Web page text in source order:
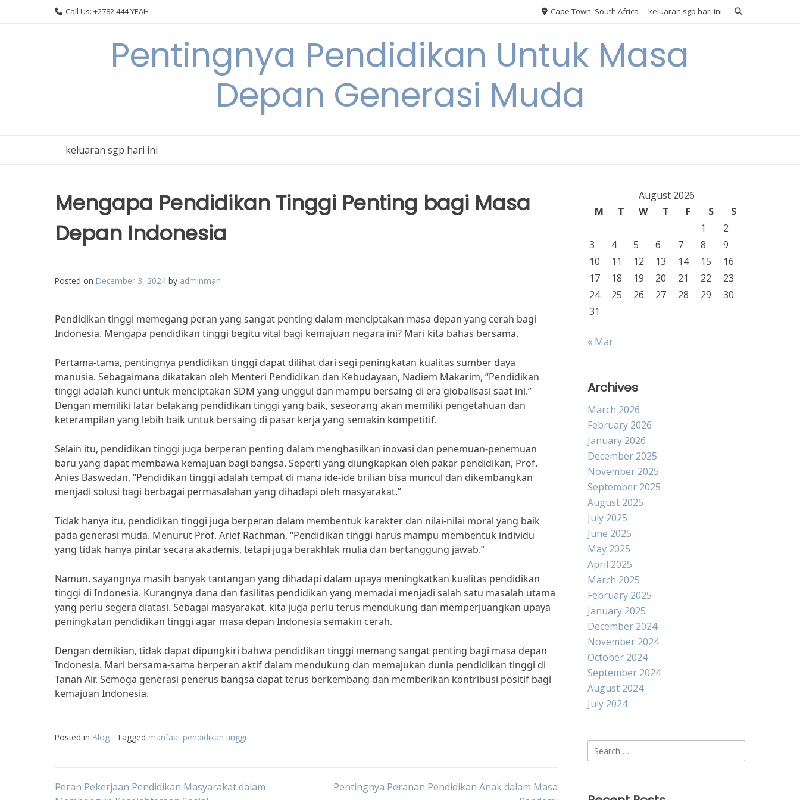
Call Us: +2782 444 YEAH Cape Town, South Africa keluaran sgp hari ini
Pentingnya Pendidikan Untuk Masa
Depan Generasi Muda
keluaran sgp hari ini
Mengapa Pendidikan Tinggi Penting bagi Masa
Depan Indonesia
Posted on December 3, 2024 by adminman
Pendidikan tinggi memegang peran yang sangat penting dalam menciptakan masa depan yang cerah bagi
Indonesia. Mengapa pendidikan tinggi begitu vital bagi kemajuan negara ini? Mari kita bahas bersama.
Pertama-tama, pentingnya pendidikan tinggi dapat dilihat dari segi peningkatan kualitas sumber daya
manusia. Sebagaimana dikatakan oleh Menteri Pendidikan dan Kebudayaan, Nadiem Makarim, “Pendidikan
tinggi adalah kunci untuk menciptakan SDM yang unggul dan mampu bersaing di era globalisasi saat ini.”
Dengan memiliki latar belakang pendidikan tinggi yang baik, seseorang akan memiliki pengetahuan dan
keterampilan yang lebih baik untuk bersaing di pasar kerja yang semakin kompetitif.
Selain itu, pendidikan tinggi juga berperan penting dalam menghasilkan inovasi dan penemuan-penemuan
baru yang dapat membawa kemajuan bagi bangsa. Seperti yang diungkapkan oleh pakar pendidikan, Prof.
Anies Baswedan, “Pendidikan tinggi adalah tempat di mana ide-ide brilian bisa muncul dan dikembangkan
menjadi solusi bagi berbagai permasalahan yang dihadapi oleh masyarakat.”
Tidak hanya itu, pendidikan tinggi juga berperan dalam membentuk karakter dan nilai-nilai moral yang baik
pada generasi muda. Menurut Prof. Arief Rachman, “Pendidikan tinggi harus mampu membentuk individu
yang tidak hanya pintar secara akademis, tetapi juga berakhlak mulia dan bertanggung jawab.”
Namun, sayangnya masih banyak tantangan yang dihadapi dalam upaya meningkatkan kualitas pendidikan
tinggi di Indonesia. Kurangnya dana dan fasilitas pendidikan yang memadai menjadi salah satu masalah utama
yang perlu segera diatasi. Sebagai masyarakat, kita juga perlu terus mendukung dan memperjuangkan upaya
peningkatan pendidikan tinggi agar masa depan Indonesia semakin cerah.
Dengan demikian, tidak dapat dipungkiri bahwa pendidikan tinggi memang sangat penting bagi masa depan
Indonesia. Mari bersama-sama berperan aktif dalam mendukung dan memajukan dunia pendidikan tinggi di
Tanah Air. Semoga generasi penerus bangsa dapat terus berkembang dan memberikan kontribusi positif bagi
kemajuan Indonesia.
Posted in Blog Tagged manfaat pendidikan tinggi
Post
Peran Pekerjaan Pendidikan Masyarakat dalam
Pentingnya Peranan Pendidikan Anak dalam Masa
August 2026
M
T W T F S
S
1
2
3
4 5 6 7 8
9
10
11 12 13 14 15
16
17
18 19 20 21 22
23
24
25 26 27 28 29
30
31
« Mar
Archives
March 2026
February 2026
January 2026
December 2025
November 2025
September 2025
August 2025
July 2025
June 2025
May 2025
April 2025
March 2025
February 2025
January 2025
December 2024
November 2024
October 2024
September 2024
August 2024
July 2024
Search
for: